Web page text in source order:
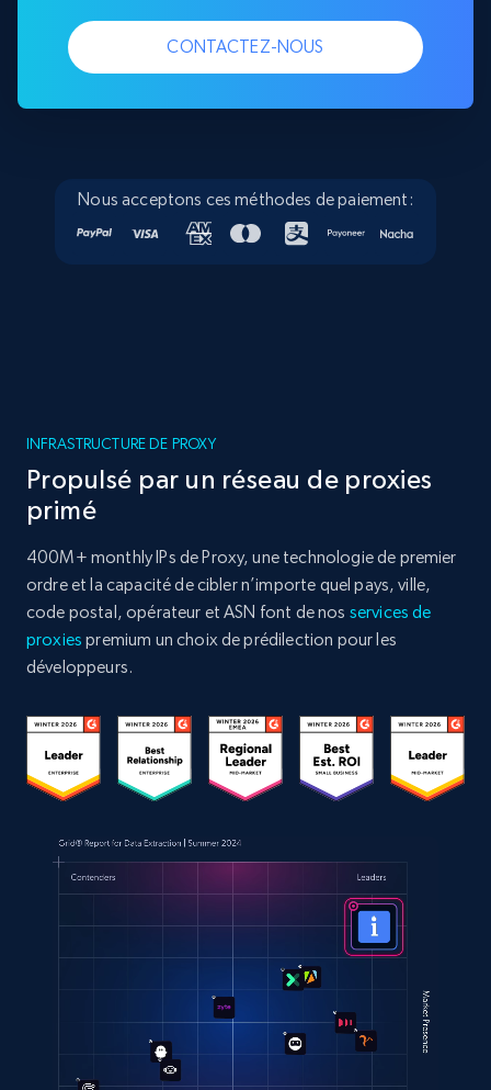
CONTACTEZ-NOUS
Nous acceptons ces méthodes de paiement:
INFRASTRUCTURE DE PROXY
Propulsé par un réseau de proxies
primé
400M+ monthly IPs de Proxy, une technologie de premier
ordre et la capacité de cibler n’importe quel pays, ville,
code postal, opérateur et ASN font de nos services de
proxies premium un choix de prédilection pour les
développeurs.